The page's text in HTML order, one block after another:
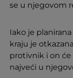
se u njegovom
Iako je
kraju je
protivnik i on
najveći u